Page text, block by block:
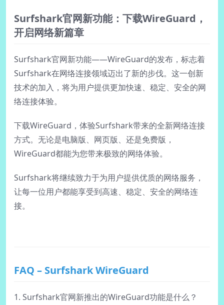
Surfshark官网新功能：下载WireGuard，
开启网络新篇章
Surfshark官网新功能——WireGuard的发布，标志着
Surfshark在网络连接领域迈出了新的步伐。这一创新
技术的加入，将为用户提供更加快速、稳定、安全的网
络连接体验。
下载WireGuard，体验Surfshark带来的全新网络连接
方式。无论是电脑版、网页版、还是免费版，
WireGuard都能为您带来极致的网络体验。
Surfshark将继续致力于为用户提供优质的网络服务，
让每一位用户都能享受到高速、稳定、安全的网络连
接。
FAQ – Surfshark WireGuard
1. Surfshark官网新推出的WireGuard功能是什么？